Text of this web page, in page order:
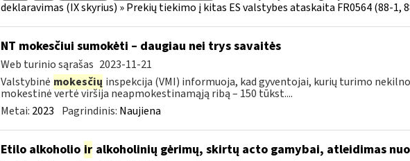
deklaravimas (IX skyrius) » Prekių tiekimo į kitas ES valstybes ataskaita FR0564 (88-1,
NT mokesčiui sumokėti – daugiau nei trys savaitės
Web turinio sąrašas 2023-11-21
Valstybinė mokesčių inspekcija (VMI) informuoja, kad gyventojai, kurių turimo
mokestinė vertė viršija neapmokestinamąją ribą – 150 tūkst....
Metai: 2023 Pagrindinis: Naujiena
Etilo alkoholio iralkoholinių gėrimų, skirtų acto gamybai, atleidimas